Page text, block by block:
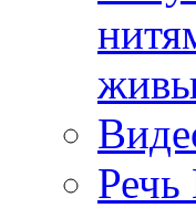
Речь